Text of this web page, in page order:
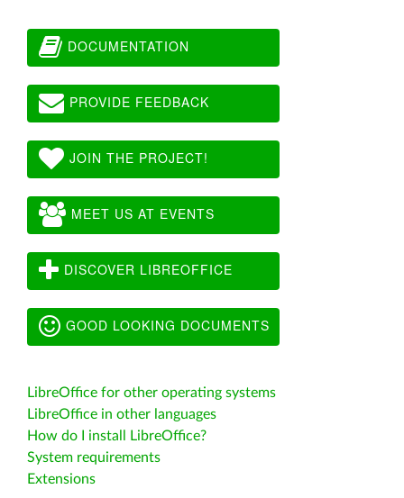
DOCUMENTATION
PROVIDE FEEDBACK
JOIN THE PROJECT!
MEET US AT EVENTS
DISCOVER LIBREOFFICE
GOOD LOOKING DOCUMENTS
LibreOffice for other operating systems
LibreOffice in other languages
How do I install LibreOffice?
System requirements
Extensions